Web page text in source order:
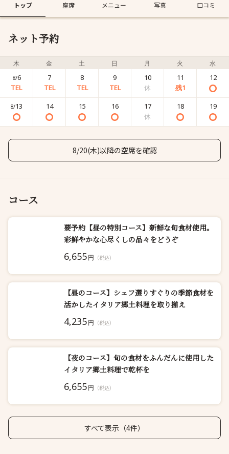
トップ 座席 メニュー 写真 口コミ
ネット予約
木 金 土 日 月 火 水
8/6 7 8 9 10 11 12
8/13 14 15 16 17 18 19
8/20(木)以降の空席を確認
コース
要予約【昼の特別コース】新鮮な旬食材使用。
彩鮮やかな心尽くしの品々をどうぞ
6,655円 （税込）
【昼のコース】シェフ選りすぐりの季節食材を
活かしたイタリア郷土料理を取り揃え
4,235円 （税込）
【夜のコース】旬の食材をふんだんに使用した
イタリア郷土料理で乾杯を
6,655円 （税込）
すべて表示（4件）